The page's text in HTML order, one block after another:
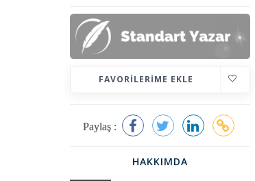
FAVORILERIME EKLE
Paylaş :
HAKKIMDA